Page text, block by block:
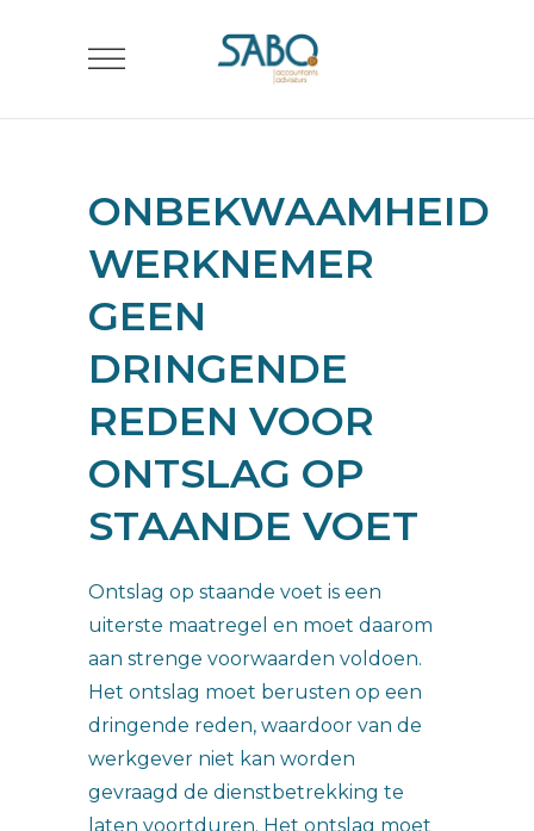
ONBEKWAAMHEID
WERKNEMER
GEEN
DRINGENDE
REDEN VOOR
ONTSLAG OP
STAANDE VOET
Ontslag op staande voet is een
uiterste maatregel en moet daarom
aan strenge voorwaarden voldoen.
Het ontslag moet berusten op een
dringende reden, waardoor van de
werkgever niet kan worden
gevraagd de dienstbetrekking te
laten voortduren. Het ontslag moet